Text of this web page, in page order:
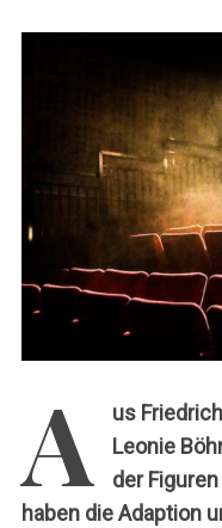
h
A us
Leonie
der
haben die Adaption